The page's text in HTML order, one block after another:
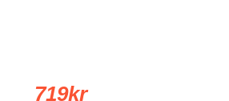
719kr